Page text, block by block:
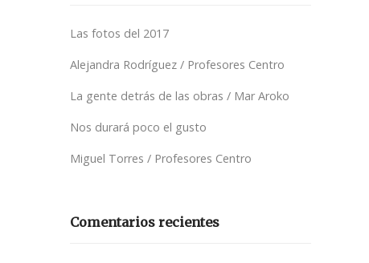
Las fotos del 2017
Alejandra Rodríguez / Profesores Centro
La gente detrás de las obras / Mar Aroko
Nos durará poco el gusto
Miguel Torres / Profesores Centro
Comentarios recientes